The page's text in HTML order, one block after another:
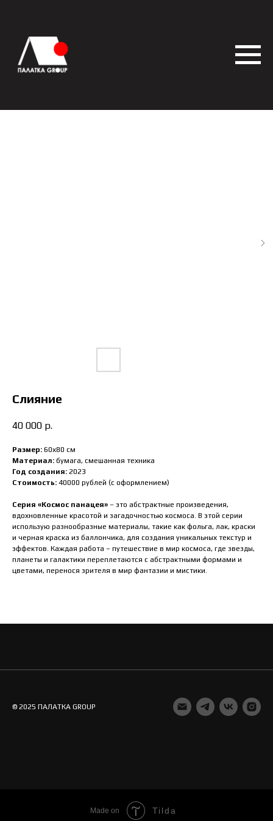
Слияние
40 000 р.
Размер: 60х80 см
Материал: бумага, смешанная техника
Год создания: 2023
Стоимость: 40000 рублей (с оформлением)
Серия «Космос панацея» – это абстрактные произведения,
вдохновленные красотой и загадочностью космоса. В этой серии
использую разнообразные материалы, такие как фольга, лак, краски
и черная краска из баллончика, для создания уникальных текстур и
эффектов. Каждая работа – путешествие в мир космоса, где звезды,
планеты и галактики переплетаются с абстрактными формами и
цветами, перенося зрителя в мир фантазии и мистики.
© 2025 ПАЛАТКА GROUP
Made on Tilda